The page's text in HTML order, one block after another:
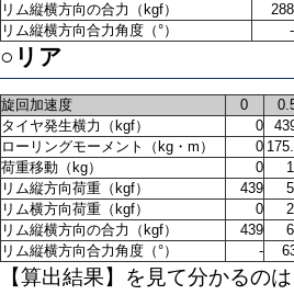
リム縦横方向の合力（kgf）
288
リム縦横方向合力角度（°）
-
○リア
旋回加速度 0
タイヤ発生横力（kgf）
0
ローリングモーメント（kg・m）
0
荷重移動（kg）
0
リム縦方向荷重（kgf）
439
リム横方向荷重（kgf）
0
リム縦横方向の合力（kgf）
439
リム縦横方向合力角度（°）
-
【算出結果】を見て分かるの